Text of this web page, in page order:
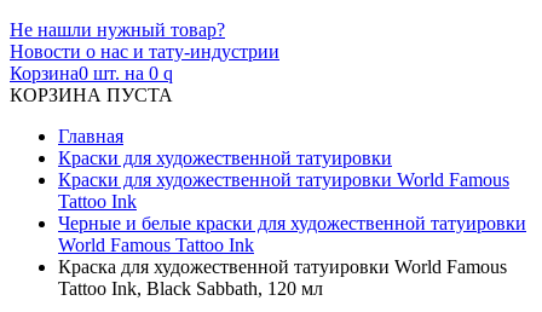
Не нашли нужный товар?
Новости о нас и тату-индустрии
Корзина0 шт. на 0 q
КОРЗИНА ПУСТА
Главная
Краски для художественной татуировки
Краски для художественной татуировки World Famous
Tattoo Ink
Черные и белые краски для художественной татуировки
World Famous Tattoo Ink
Краска для художественной татуировки World Famous
Tattoo Ink, Black Sabbath, 120 мл